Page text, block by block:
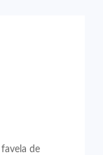
de